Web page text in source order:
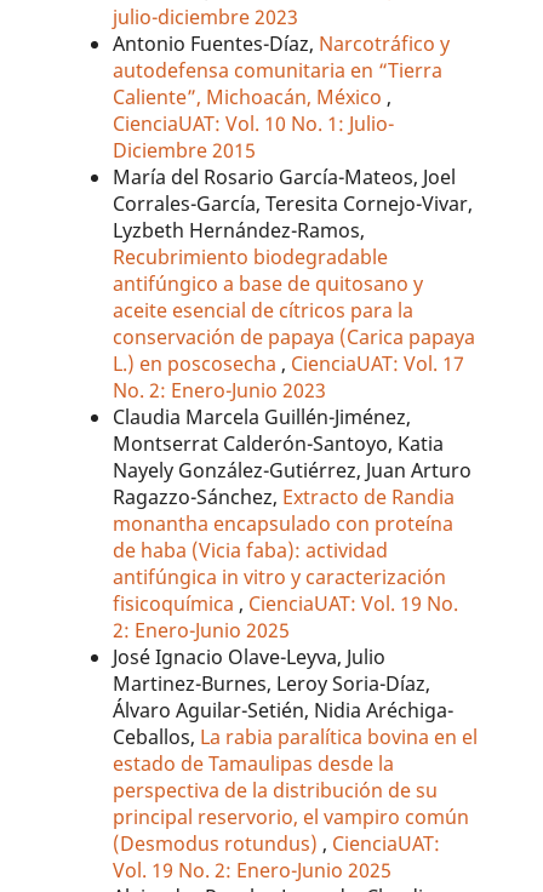
julio-diciembre 2023
Antonio Fuentes-Díaz, Narcotráfico y
autodefensa comunitaria en “Tierra
Caliente”, Michoacán, México ,
CienciaUAT: Vol. 10 No. 1: Julio-
Diciembre 2015
María del Rosario García-Mateos, Joel
Corrales-García, Teresita Cornejo-Vivar,
Lyzbeth Hernández-Ramos,
Recubrimiento biodegradable
antifúngico a base de quitosano y
aceite esencial de cítricos para la
conservación de papaya (Carica papaya
L.) en poscosecha , CienciaUAT: Vol. 17
No. 2: Enero-Junio 2023
Claudia Marcela Guillén-Jiménez,
Montserrat Calderón-Santoyo, Katia
Nayely González-Gutiérrez, Juan Arturo
Ragazzo-Sánchez, Extracto de Randia
monantha encapsulado con proteína
de haba (Vicia faba): actividad
antifúngica in vitro y caracterización
fisicoquímica , CienciaUAT: Vol. 19 No.
2: Enero-Junio 2025
José Ignacio Olave-Leyva, Julio
Martinez-Burnes, Leroy Soria-Díaz,
Álvaro Aguilar-Setién, Nidia Aréchiga-
Ceballos, La rabia paralítica bovina en el
estado de Tamaulipas desde la
perspectiva de la distribución de su
principal reservorio, el vampiro común
(Desmodus rotundus) , CienciaUAT:
Vol. 19 No. 2: Enero-Junio 2025